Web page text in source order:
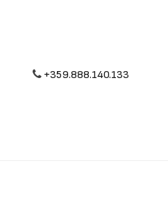
+359.888.140.133